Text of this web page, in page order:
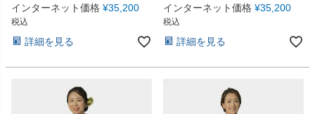
インターネット価格 ¥35,200
税込
詳細を見る
インターネット価格 ¥35,200
税込
詳細を見る